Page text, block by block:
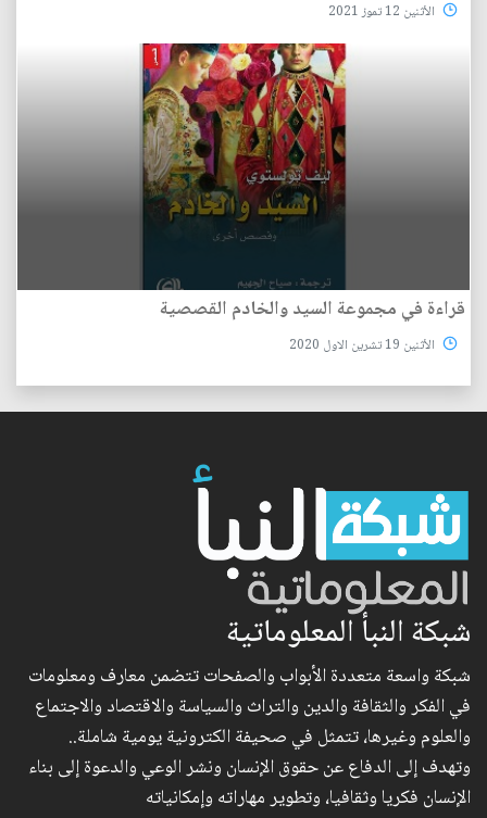
الأثنين 12 تموز 2021
قراءة في مجموعة السيد والخادم القصصية
الأثنين 19 تشرين الاول 2020
شبكة النبأ المعلوماتية
شبكة واسعة متعددة الأبواب والصفحات تتضمن معارف ومعلومات
في الفكر والثقافة والدين والتراث والسياسة والاقتصاد والاجتماع
والعلوم وغيرها، تتمثل في صحيفة الكترونية يومية شاملة..
وتهدف إلى الدفاع عن حقوق الإنسان ونشر الوعي والدعوة إلى بناء
الإنسان فكريا وثقافيا، وتطوير مهاراته وإمكانياته